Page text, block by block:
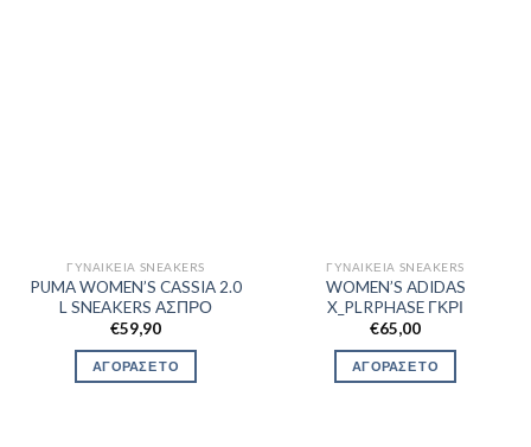
ΓΥΝΑΙΚΕΊΑ SNEAKERS
PUMA WOMEN’S CASSIA 2.0
L SNEAKERS ΑΣΠΡΟ
€59,90
ΑΓΟΡΑΣΕ ΤΟ
ΓΥΝΑΙΚΕΊΑ SNEAKERS
WOMEN’S ADIDAS
X_PLRPHASE ΓΚΡΙ
€65,00
ΑΓΟΡΑΣΕ ΤΟ